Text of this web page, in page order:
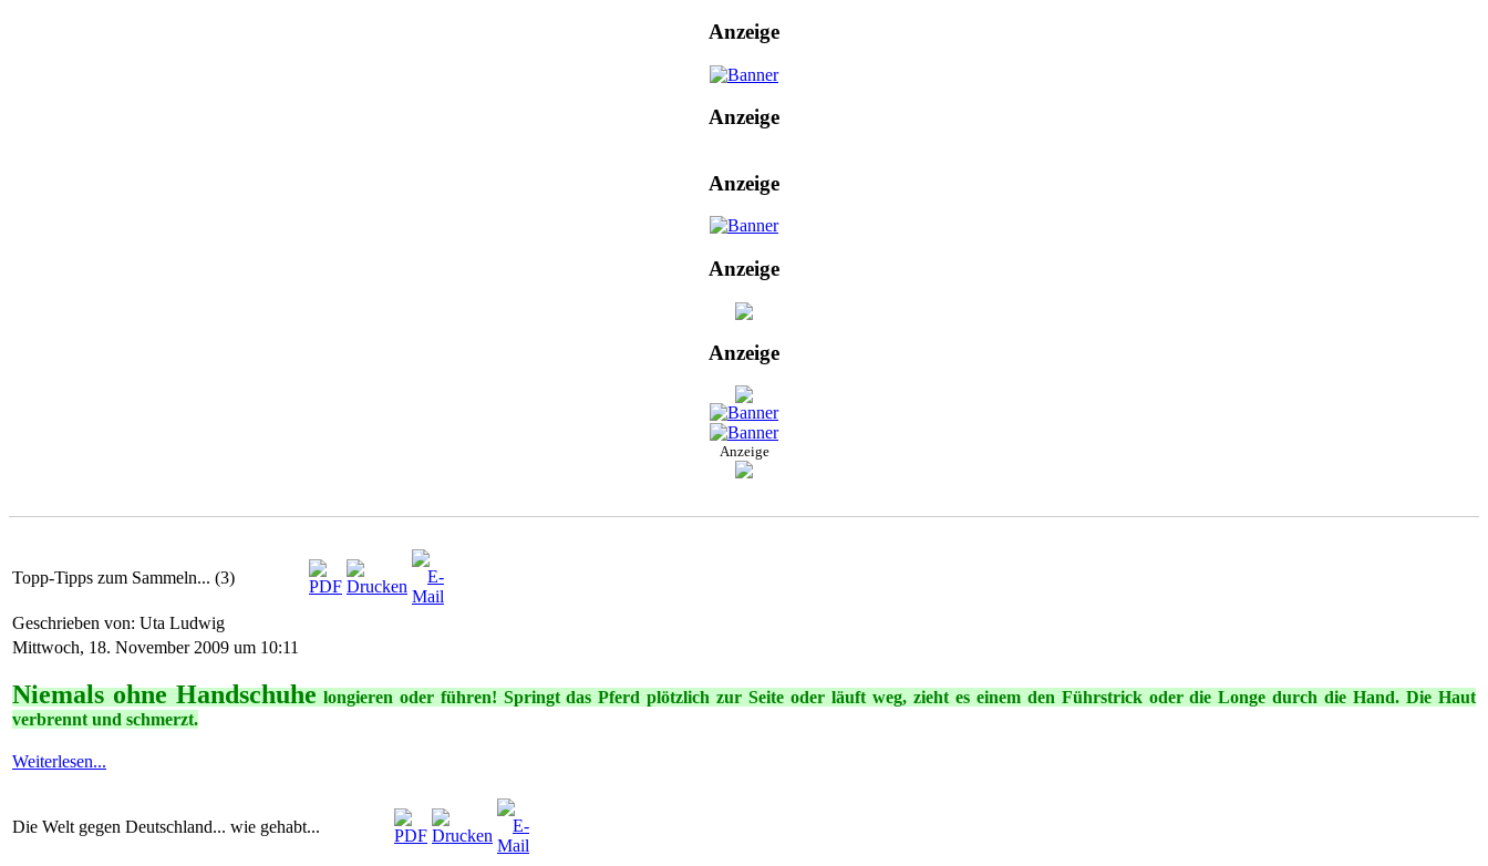
Anzeige
Anzeige
Anzeige
Anzeige
Anzeige
Anzeige
Topp-Tipps zum Sammeln... (3)
Geschrieben von: Uta Ludwig
Mittwoch, 18. November 2009 um 10:11
Niemals ohne Handschuhe longieren oder führen! Springt das Pferd plötzlich zur Seite oder läuft weg, zieht es einem den Führstrick oder die Longe durch die Hand. Die Haut
verbrennt und schmerzt.
Weiterlesen...
Die Welt gegen Deutschland... wie gehabt...